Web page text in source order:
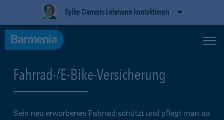
Sylke-Damaris Lehmann kontaktieren
Fahrrad-/E-Bike-Versicherung
Sein neu erworbenes Fahrrad schützt und pflegt man so